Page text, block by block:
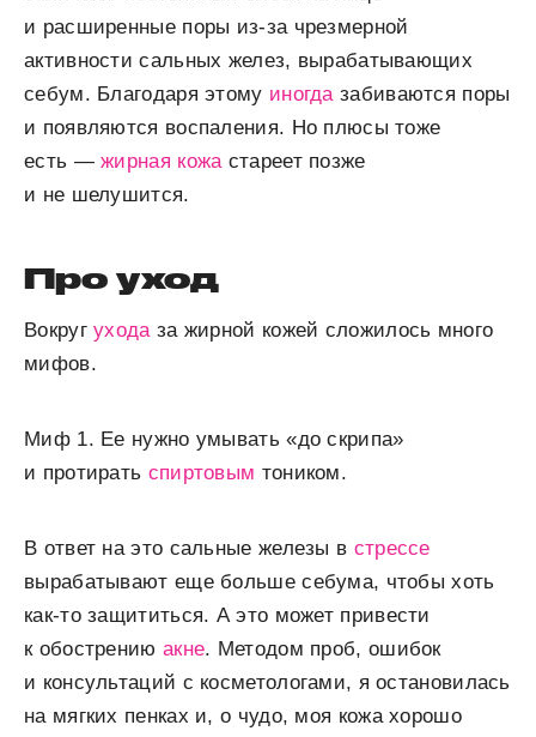
и расширенные поры из-за чрезмерной
активности сальных желез, вырабатывающих
себум. Благодаря этому иногдазабиваются поры
и появляются воспаления. Но плюсы тоже
есть —жирная кожастареет позже
и не шелушится.
Про уход
Вокругуходаза жирной кожей сложилось много
мифов.
Миф 1. Ее нужно умывать «до скрипа»
и протирать спиртовым тоником.
В ответ на это сальные железы в стрессе
вырабатывают еще больше себума, чтобы хоть
как-то защититься. А это может привести
к обострению акне. Методом проб, ошибок
и консультаций с косметологами, я остановилась
на мягких пенках и, о чудо, моя кожа хорошо